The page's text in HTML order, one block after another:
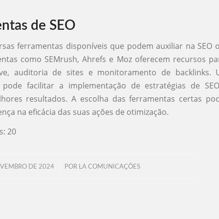
de SEO
ferramentas disponíveis que podem auxiliar na SEO
como SEMrush, Ahrefs e Moz oferecem recursos
auditoria de sites e monitoramento de backlinks.
pode facilitar a implementação de estratégias de
resultados. A escolha das ferramentas certas
na eficácia das suas ações de otimização.
20
DE 2024
/ POR LA COMUNICAÇÕES